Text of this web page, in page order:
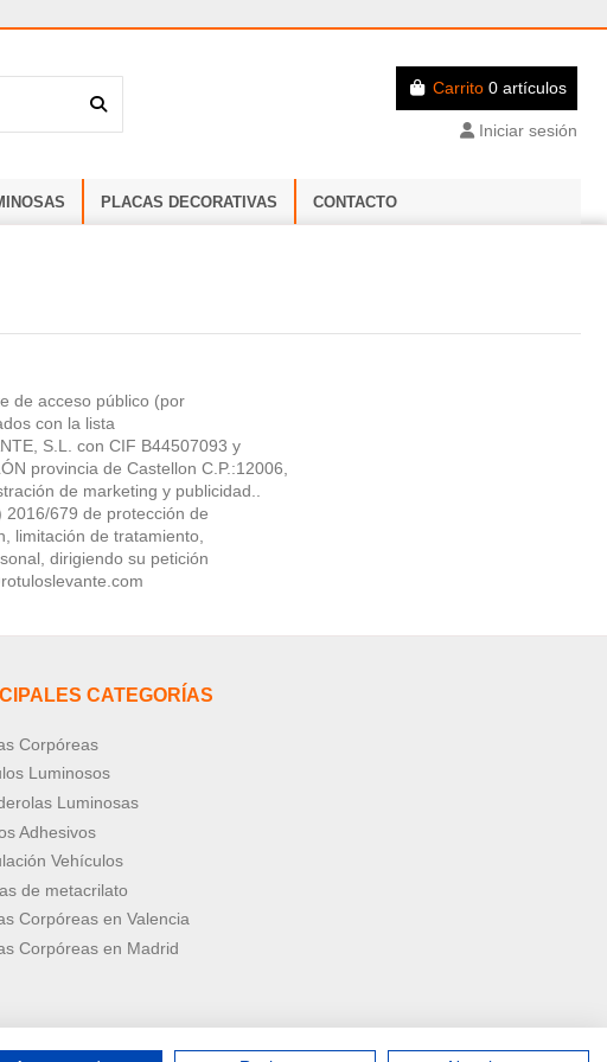
Carrito 0 artículos
Iniciar sesión
PLACAS DECORATIVAS CONTACTO
de acceso público (por
con la lista
S.L. con CIF B44507093 y
provincia de Castellon C.P.:12006,
de marketing y publicidad..
2016/679 de protección de
limitación de tratamiento,
dirigiendo su petición
CATEGORÍAS
Corpóreas
Luminosos
Luminosas
Adhesivos
Vehículos
de metacrilato
Corpóreas en Valencia
Corpóreas en Madrid